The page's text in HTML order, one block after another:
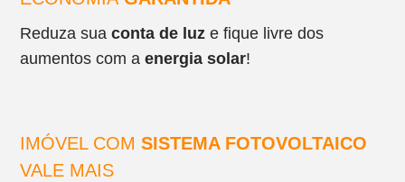
Reduza suaconta de luz e fique livre dos
aumentos com aenergia solar!
IMÓVEL COM SISTEMA FOTOVOLTAICO
VALE MAIS